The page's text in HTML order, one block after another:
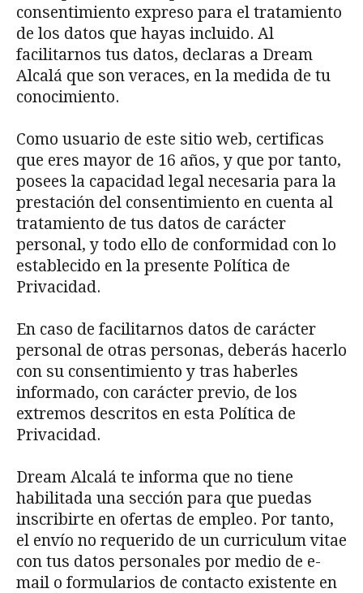
consentimiento expreso para el tratamiento
de los datos que hayas incluido. Al
facilitarnos tus datos, declaras a Dream
Alcalá que son veraces, en la medida de tu
conocimiento.
Como usuario de este sitio web, certificas
que eres mayor de 16 años, y que por tanto,
posees la capacidad legal necesaria para la
prestación del consentimiento en cuenta al
tratamiento de tus datos de carácter
personal, y todo ello de conformidad con lo
establecido en la presente Política de
Privacidad.
En caso de facilitarnos datos de carácter
personal de otras personas, deberás hacerlo
con su consentimiento y tras haberles
informado, con carácter previo, de los
extremos descritos en esta Política de
Privacidad.
Dream Alcalá te informa que no tiene
habilitada una sección para que puedas
inscribirte en ofertas de empleo. Por tanto,
el envío no requerido de un curriculum vitae
con tus datos personales por medio de e-
mail o formularios de contacto existente en